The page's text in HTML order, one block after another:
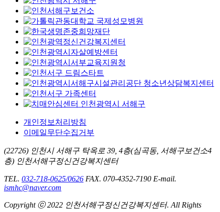
개인정보처리방침
이메일무단수집거부
(22726) 인천시 서해구 탁옥로 39, 4층(심곡동, 서해구보건소4
층) 인천서해구정신건강복지센터
TEL. 032-718-0625/0626 FAX. 070-4352-7190 E-mail.
ismhc@naver.com
Copyright ⓒ 2022 인천서해구정신건강복지센터. All Rights